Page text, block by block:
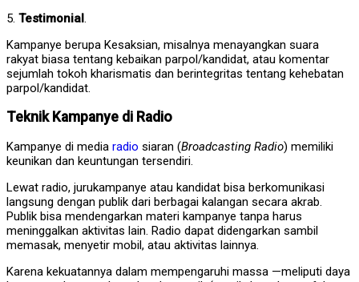
5. Testimonial.
Kampanye berupa Kesaksian, misalnya menayangkan suara
rakyat biasa tentang kebaikan parpol/kandidat, atau komentar
sejumlah tokoh kharismatis dan berintegritas tentang kehebatan
parpol/kandidat.
Teknik Kampanye di Radio
Kampanye di media radio siaran (Broadcasting Radio) memiliki
keunikan dan keuntungan tersendiri.
Lewat radio, jurukampanye atau kandidat bisa berkomunikasi
langsung dengan publik dari berbagai kalangan secara akrab.
Publik bisa mendengarkan materi kampanye tanpa harus
meninggalkan aktivitas lain. Radio dapat didengarkan sambil
memasak, menyetir mobil, atau aktivitas lainnya.
Karena kekuatannya dalam mempengaruhi massa —meliputi daya